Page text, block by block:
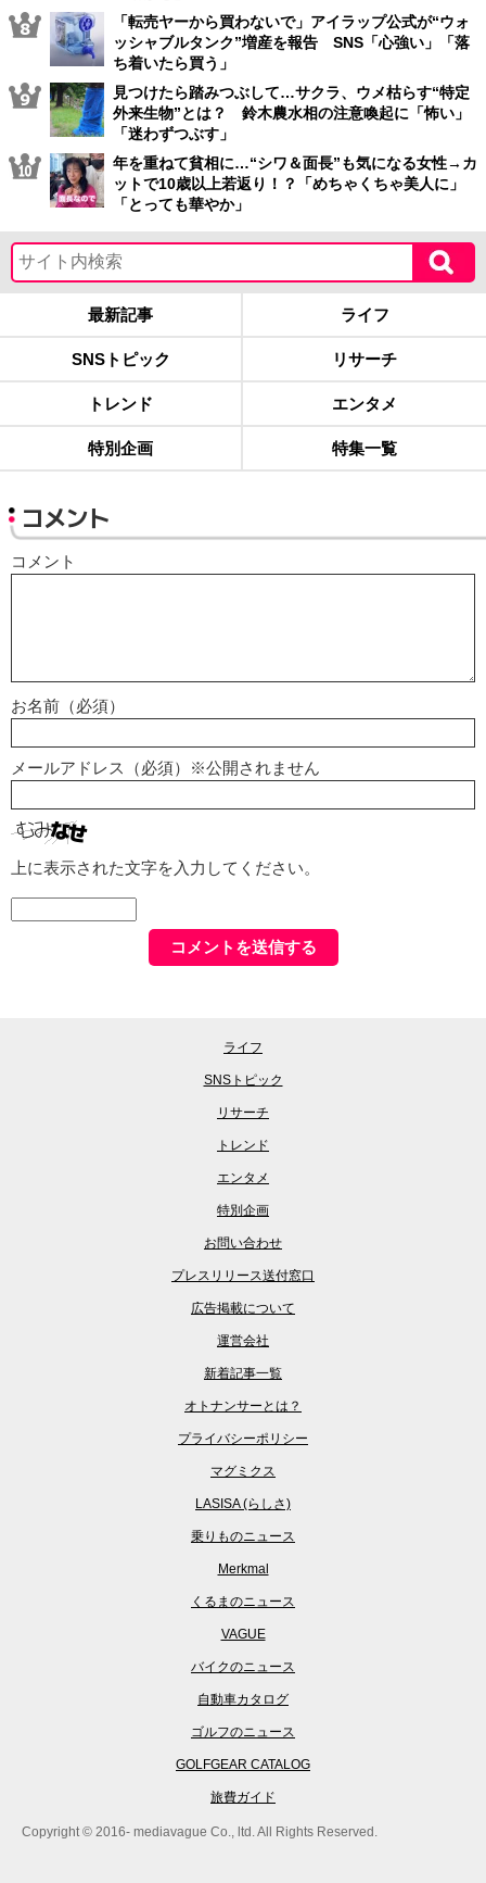
「転売ヤーから買わないで」アイラップ公式が“ウォ
ッシャブルタンク”増産を報告 SNS「心強い」「落
ち着いたら買う」
見つけたら踏みつぶして…サクラ、ウメ枯らす“特定
外来生物”とは？ 鈴木農水相の注意喚起に「怖い」
「迷わずつぶす」
年を重ねて貧相に…“シワ＆面長”も気になる女性→カ
ットで10歳以上若返り！？「めちゃくちゃ美人に」
「とっても華やか」
最新記事 ライフ
SNSトピック リサーチ
トレンド エンタメ
特別企画 特集一覧
コメント
コメント
お名前（必須）
メールアドレス（必須）※公開されません
上に表示された文字を入力してください。
ライフ
SNSトピック
リサーチ
トレンド
エンタメ
特別企画
お問い合わせ
プレスリリース送付窓口
広告掲載について
運営会社
新着記事一覧
オトナンサーとは？
プライバシーポリシー
マグミクス
LASISA (らしさ)
乗りものニュース
Merkmal
くるまのニュース
VAGUE
バイクのニュース
自動車カタログ
ゴルフのニュース
GOLFGEAR CATALOG
旅費ガイド
Copyright © 2016- mediavague Co., ltd. All Rights Reserved.